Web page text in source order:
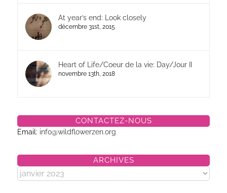
At year’s end: Look closely
décembre 31st, 2015
Heart of Life/Coeur de la vie: Day/Jour II
novembre 13th, 2018
CONTACTEZ-NOUS
Email: info@wildflowerzen.org
ARCHIVES
Archives